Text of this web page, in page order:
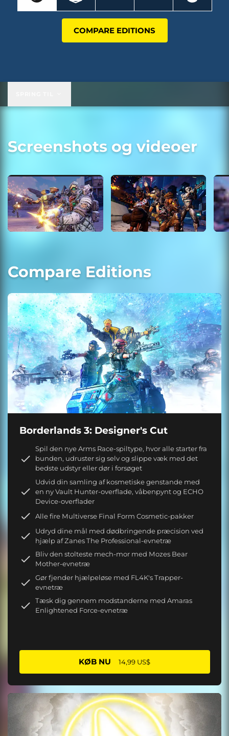
COMPARE EDITIONS
Screenshots og videoer
Compare Editions
Borderlands 3: Designer's Cut
Spil den nye Arms Race-spiltype, hvor alle starter fra
bunden, udruster sig selv og slippe væk med det
bedste udstyr eller dør i forsøget
Udvid din samling af kosmetiske genstande med
en ny Vault Hunter-overflade, våbenpynt og ECHO
Device-overflader
Alle fire Multiverse Final Form Cosmetic-pakker
Udryd dine mål med dødbringende præcision ved
hjælp af Zanes The Professional-evnetræ
Bliv den stolteste mech-mor med Mozes Bear
Mother-evnetræ
Gør fjender hjælpeløse med FL4K's Trapper-
evnetræ
Tæsk dig gennem modstanderne med Amaras
Enlightened Force-evnetræ
KØB NU 14,99 US$